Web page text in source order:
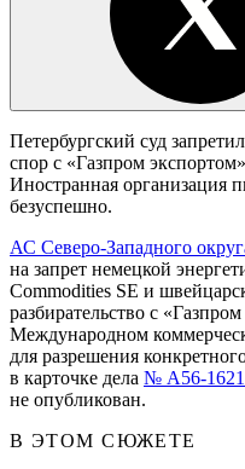
Петербургский суд
спор с «Газпром
Иностранная организация
безуспешно.
АС Северо-Западного
на запрет немецкой
Commodities SE и
разбирательство с
Международном
для разрешения
в карточке дела № А56-
не опубликован.
В ЭТОМ СЮЖЕТЕ